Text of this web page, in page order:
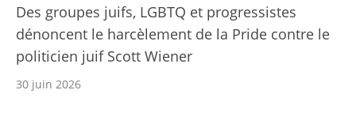
Des groupes juifs, LGBTQ et progressistes
dénoncent le harcèlement de la Pride contre le
politicien juif Scott Wiener
30 juin 2026